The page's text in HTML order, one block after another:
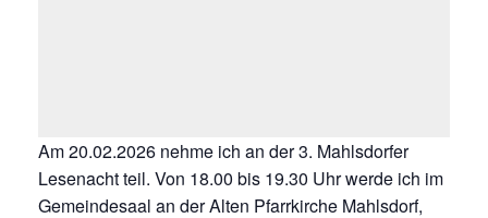
Am 20.02.2026 nehme ich an der 3. Mahlsdorfer
Lesenacht teil. Von 18.00 bis 19.30 Uhr werde ich im
Gemeindesaal an der Alten Pfarrkirche Mahlsdorf,